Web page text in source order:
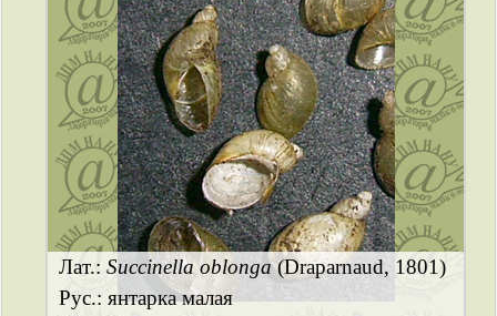
Лат.:Succinella oblonga(Draparnaud, 1801)
Рус.: янтарка малая